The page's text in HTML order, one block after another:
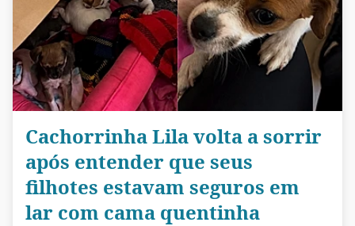
Cachorrinha Lila volta a sorrir
após entender que seus
filhotes estavam seguros em
lar com cama quentinha